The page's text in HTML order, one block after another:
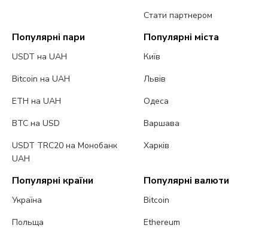
Стати партнером
Популярні пари
USDT на UAH
Bitcoin на UAH
ETH на UAH
BTC на USD
USDT TRC20 на Монобанк
UAH
Популярні міста
Київ
Львів
Одеса
Варшава
Харків
Популярні країни
Україна
Польща
Популярні валюти
Bitcoin
Ethereum